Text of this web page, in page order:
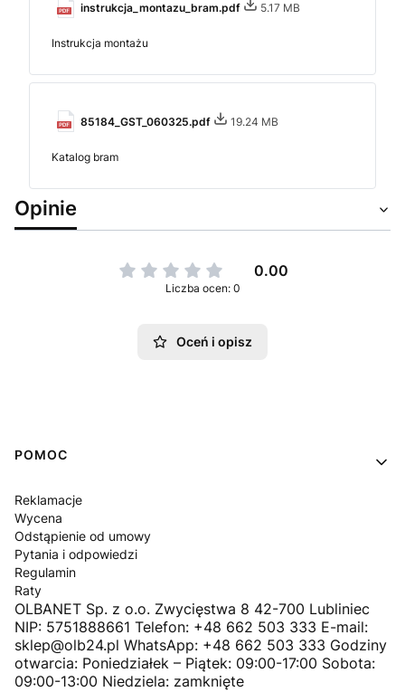
instrukcja_montazu_bram.pdf 5.17 MB
Instrukcja montażu
85184_GST_060325.pdf 19.24 MB
Katalog bram
Opinie
0.00
Liczba ocen: 0
Oceń i opisz
Linki w stopce
POMOC
Reklamacje
Wycena
Odstąpienie od umowy
Pytania i odpowiedzi
Regulamin
Raty
OLBANET Sp. z o.o. Zwycięstwa 8 42-700 Lubliniec
NIP: 5751888661 Telefon: +48 662 503 333 E-mail:
sklep@olb24.pl WhatsApp: +48 662 503 333 Godziny
otwarcia: Poniedziałek – Piątek: 09:00-17:00 Sobota:
09:00-13:00 Niedziela: zamknięte